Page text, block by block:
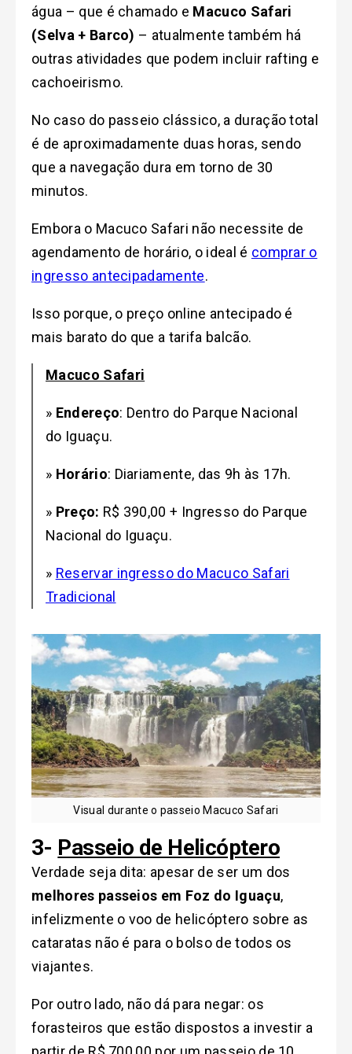
água – que é chamado e Macuco Safari
(Selva + Barco) – atualmente também há
outras atividades que podem incluir rafting e
cachoeirismo.
No caso do passeio clássico, a duração total
é de aproximadamente duas horas, sendo
que a navegação dura em torno de 30
minutos.
Embora o Macuco Safari não necessite de
agendamento de horário, o ideal é comprar o
ingresso antecipadamente.
Isso porque, o preço online antecipado é
mais barato do que a tarifa balcão.
Macuco Safari
» Endereço: Dentro do Parque Nacional
do Iguaçu.
» Horário: Diariamente, das 9h às 17h.
» Preço: R$ 390,00 + Ingresso do Parque
Nacional do Iguaçu.
» Reservar ingresso do Macuco Safari
Tradicional
Visual durante o passeio Macuco Safari
3- Passeio de Helicóptero
Verdade seja dita: apesar de ser um dos
melhores passeios em Foz do Iguaçu,
infelizmente o voo de helicóptero sobre as
cataratas não é para o bolso de todos os
viajantes.
Por outro lado, não dá para negar: os
forasteiros que estão dispostos a investir a